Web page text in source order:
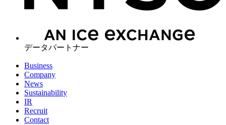
データパートナー
Business
Company
News
Sustainability
IR
Recruit
Contact